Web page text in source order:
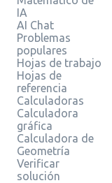
IA
AI Chat
Problemas
populares
Hojas de trabajo
Hojas de
referencia
Calculadoras
Calculadora
gráfica
Calculadora de
Geometría
Verificar
solución